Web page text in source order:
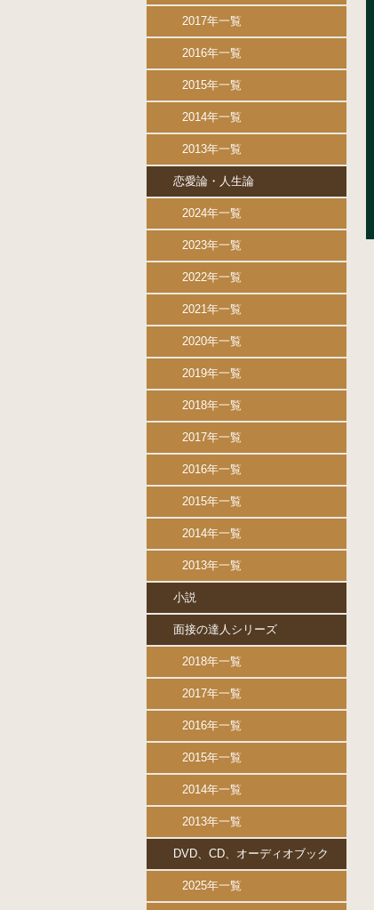
2017年一覧
2016年一覧
2015年一覧
2014年一覧
2013年一覧
恋愛論・人生論
2024年一覧
2023年一覧
2022年一覧
2021年一覧
2020年一覧
2019年一覧
2018年一覧
2017年一覧
2016年一覧
2015年一覧
2014年一覧
2013年一覧
小説
面接の達人シリーズ
2018年一覧
2017年一覧
2016年一覧
2015年一覧
2014年一覧
2013年一覧
DVD、CD、オーディオブック
2025年一覧